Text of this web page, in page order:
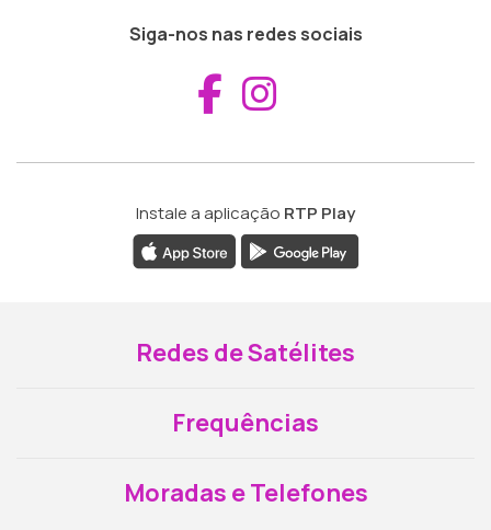
Siga-nos nas redes sociais
Aceder ao
Instale a aplicação RTP Play
Redes de Satélites
Frequências
Moradas e Telefones